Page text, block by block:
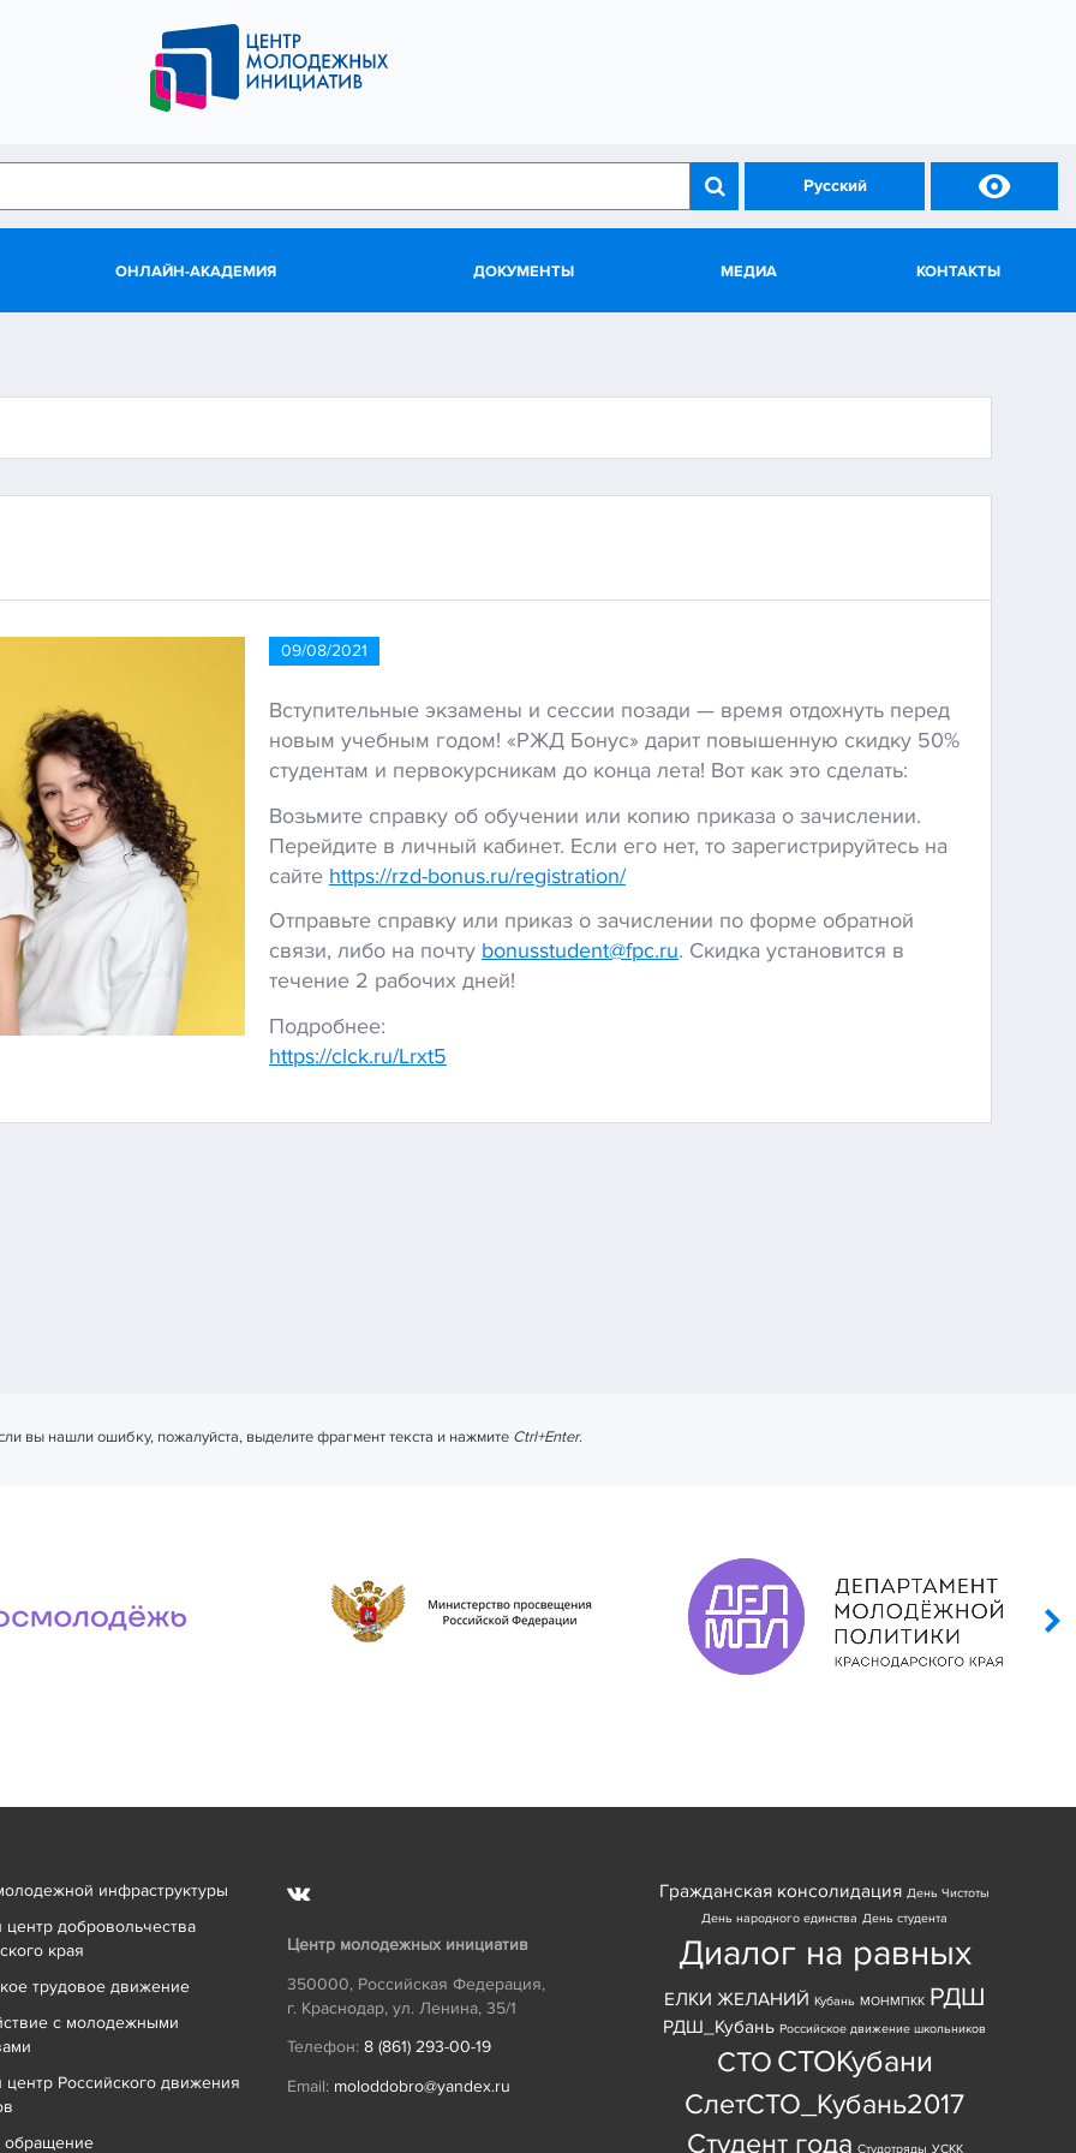
Русский 
ОНЛАЙН-АКАДЕМИЯ ДОКУМЕНТЫ МЕДИА КОНТАКТЫ
09/08/2021
Вступительные экзамены и сессии позади — время отдохнуть перед
новым учебным годом! «РЖД Бонус» дарит повышенную скидку 50%
студентам и первокурсникам до конца лета! Вот как это сделать:
Возьмите справку об обучении или копию приказа о зачислении.
Перейдите в личный кабинет. Если его нет, то зарегистрируйтесь на
сайте https://rzd-bonus.ru/registration/
Отправьте справку или приказ о зачислении по форме обратной
связи, либо на почту bonusstudent@fpc.ru. Скидка установится в
течение 2 рабочих дней!
Подробнее:
https://clck.ru/Lrxt5
вы нашли ошибку, пожалуйста, выделите фрагмент текста и нажмите Ctrl+Enter.
инфраструктуры
добровольчества
края
трудовое движение
с молодежными
центр Российского движения
обращение
Центр молодежных инициатив
350000, Российская Федерация,
г. Краснодар, ул. Ленина, 35/1
Телефон: 8 (861) 293-00-19
Email: moloddobro@yandex.ru
Гражданская консолидация День Чистоты
День народного единства День студента
Диалог на равных
ЕЛКИ ЖЕЛАНИЙ Кубань МОНМПКК РДШ
РДШ_Кубань Российское движение школьников
СТО СТОКубани
СлетСТО_Кубань2017
Студент года Студотряды УСКК